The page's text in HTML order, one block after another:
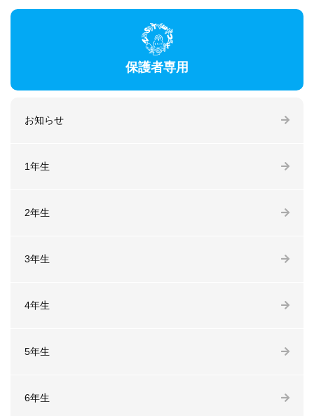
保護者専用
お知らせ
1年生
2年生
3年生
4年生
5年生
6年生